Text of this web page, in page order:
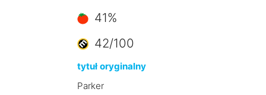
41%
42/100
tytuł oryginalny
Parker